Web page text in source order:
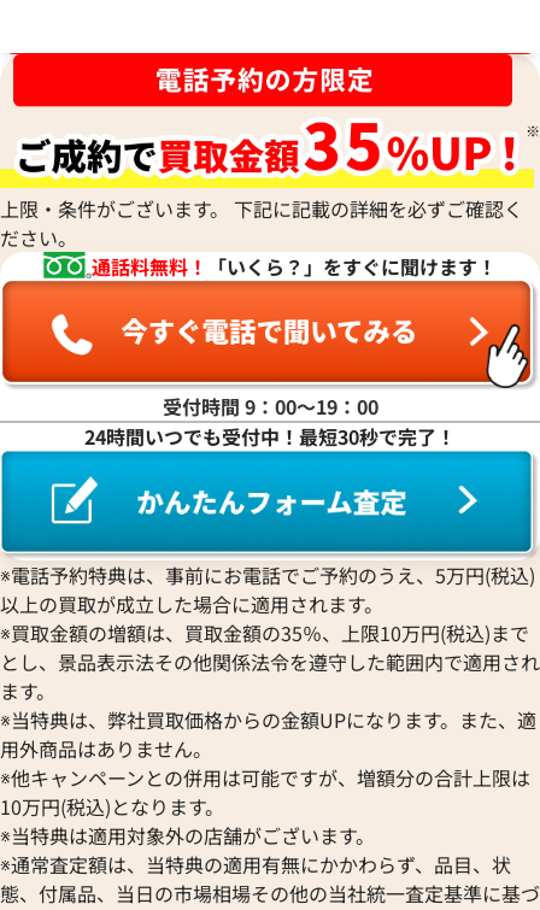
上限・条件がございます。 下記に記載の詳細を必ずご確認く
ださい。
通話料無料！
「いくら？」をすぐに聞けます！
受付時間 9：00〜19：00
24時間いつでも受付中！最短30秒で完了！
※電話予約特典は、事前にお電話でご予約のうえ、5万円(税込)
以上の買取が成立した場合に適用されます。
※買取金額の増額は、買取金額の35％、上限10万円(税込)まで
とし、景品表示法その他関係法令を遵守した範囲内で適用され
ます。
※当特典は、弊社買取価格からの金額UPになります。また、適
用外商品はありません。
※他キャンペーンとの併用は可能ですが、増額分の合計上限は
10万円(税込)となります。
※当特典は適用対象外の店舗がございます。
※通常査定額は、当特典の適用有無にかかわらず、品目、状
態、付属品、当日の市場相場その他の当社統一査定基準に基づ